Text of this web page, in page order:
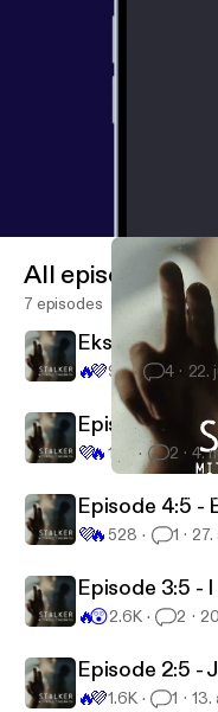
Stalker - mit
All episodes
7 episodes
Ekstra-
🔥💜93 4 22.
Episode 5:5 -
💜🔥135 2 4.
Episode 4:5 -
💜🔥 528 1 27.
Episode 3:5 -
🔥😲2.6K 2
Episode 2:5 -
🔥💜1.6K 1 13.